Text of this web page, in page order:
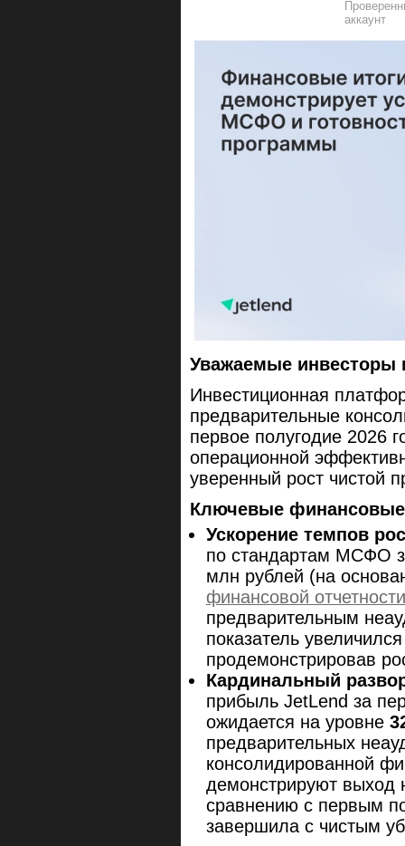
Уважаемые инвесторы
Инвестиционная
предварительные
первое полугодие 2026
операционной
уверенный рост чистой
Ключевые
Ускорение темпов
по стандартам МСФО
млн рублей (на
финансовой
предварительным
показатель
продемонстрировав
Кардинальный
прибыль JetLend за
ожидается на уровне
предварительных
консолидированной
демонстрируют выход
сравнению с первым
завершила с чистым